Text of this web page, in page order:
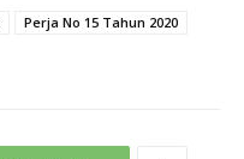
Perja No 15 Tahun 2020